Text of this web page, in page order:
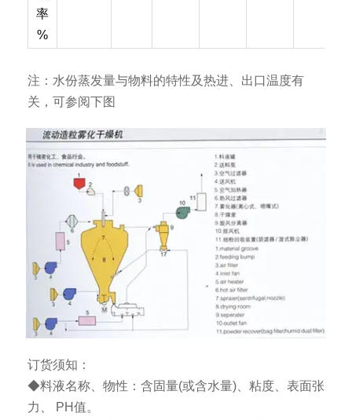
率
%
注：水份蒸发量与物料的特性及热进、出口温度有
关，可参阅下图
订货须知：
◆料液名称、物性：含固量(或含水量)、粘度、表面张
力、 PH值。